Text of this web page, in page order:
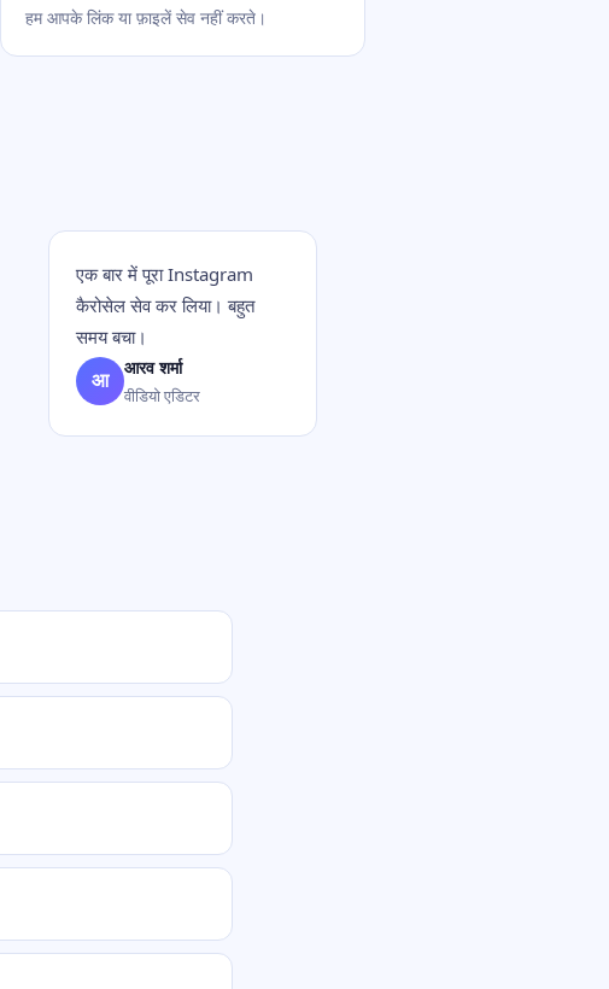
हम आपके लिंक या फ़ाइलें सेव नहीं करते।
एक बार में पूरा Instagram
कैरोसेल सेव कर लिया। बहुत
समय बचा।
आ आरव शर्मा
वीडियो एडिटर